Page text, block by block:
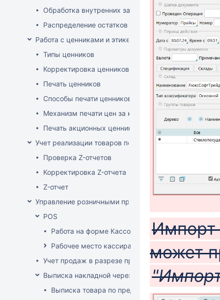
Обработка внутренних заказов
Распределение остатков склада по заказам
Работа с ценниками и этикетками
Типы ценников
Корректировка ценников
Печать ценников
Способы печати ценников
Механизм печати цен за килограмм/литр товара
Печать акционных ценников
Учет реализации товаров по кассе
Проверка Z-отчетов
Корректировка Z-отчета
Z-отчет
Управление розничными продажами
POS
Работа на форме Кассовые операции
Рабочее место кассира
Учет продаж в разрезе продавцов-консультантов
Выписка накладной через POS
Выписка товара по предоплате
Импорт
может